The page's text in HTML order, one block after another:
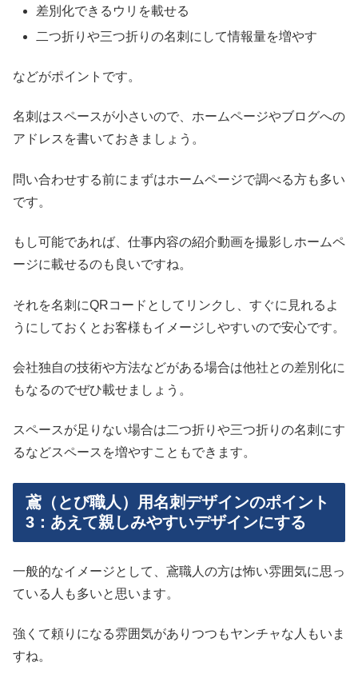
差別化できるウリを載せる
二つ折りや三つ折りの名刺にして情報量を増やす
などがポイントです。
名刺はスペースが小さいので、ホームページやブログへの
アドレスを書いておきましょう。
問い合わせする前にまずはホームページで調べる方も多い
です。
もし可能であれば、仕事内容の紹介動画を撮影しホームペ
ージに載せるのも良いですね。
それを名刺にQRコードとしてリンクし、すぐに見れるよ
うにしておくとお客様もイメージしやすいので安心です。
会社独自の技術や方法などがある場合は他社との差別化に
もなるのでぜひ載せましょう。
スペースが足りない場合は二つ折りや三つ折りの名刺にす
るなどスペースを増やすこともできます。
鳶（とび職人）用名刺デザインのポイント
3：あえて親しみやすいデザインにする
一般的なイメージとして、鳶職人の方は怖い雰囲気に思っ
ている人も多いと思います。
強くて頼りになる雰囲気がありつつもヤンチャな人もいま
すね。